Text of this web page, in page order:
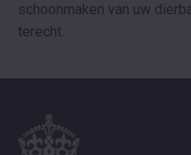
schoonmaken van uw
terecht.